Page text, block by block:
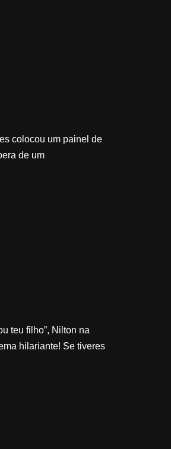
colocou um painel de
de um
teu filho”, Nilton na
hilariante! Se tiveres